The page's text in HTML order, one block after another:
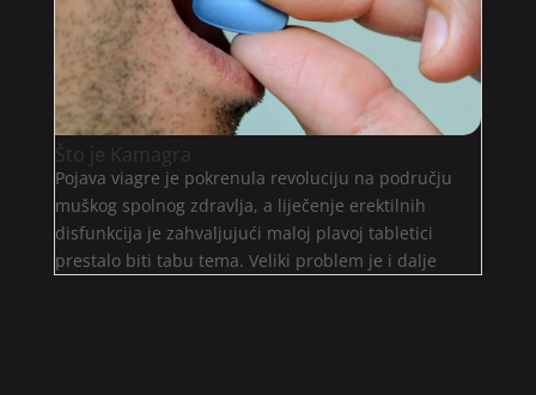
Što je Kamagra
Pojava viagre je pokrenula revoluciju na području
muškog spolnog zdravlja, a liječenje erektilnih
disfunkcija je zahvaljujući maloj plavoj tabletici
prestalo biti tabu tema. Veliki problem je i dalje